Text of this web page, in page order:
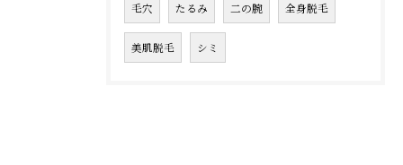
毛穴 たるみ 二の腕 全身脱毛
美肌脱毛 シミ